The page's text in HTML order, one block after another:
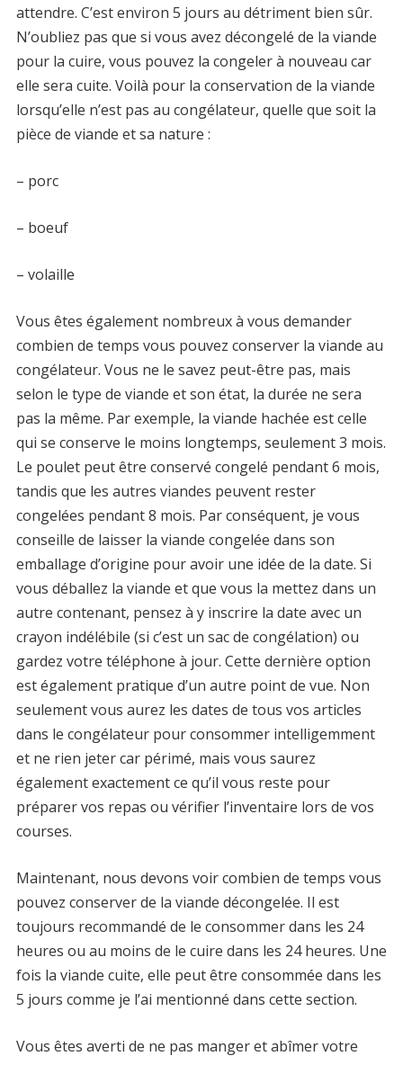
attendre. C’est environ 5 jours au détriment bien sûr.
N’oubliez pas que si vous avez décongelé de la viande
pour la cuire, vous pouvez la congeler à nouveau car
elle sera cuite. Voilà pour la conservation de la viande
lorsqu’elle n’est pas au congélateur, quelle que soit la
pièce de viande et sa nature :
– porc
– boeuf
– volaille
Vous êtes également nombreux à vous demander
combien de temps vous pouvez conserver la viande au
congélateur. Vous ne le savez peut-être pas, mais
selon le type de viande et son état, la durée ne sera
pas la même. Par exemple, la viande hachée est celle
qui se conserve le moins longtemps, seulement 3 mois.
Le poulet peut être conservé congelé pendant 6 mois,
tandis que les autres viandes peuvent rester
congelées pendant 8 mois. Par conséquent, je vous
conseille de laisser la viande congelée dans son
emballage d’origine pour avoir une idée de la date. Si
vous déballez la viande et que vous la mettez dans un
autre contenant, pensez à y inscrire la date avec un
crayon indélébile (si c’est un sac de congélation) ou
gardez votre téléphone à jour. Cette dernière option
est également pratique d’un autre point de vue. Non
seulement vous aurez les dates de tous vos articles
dans le congélateur pour consommer intelligemment
et ne rien jeter car périmé, mais vous saurez
également exactement ce qu’il vous reste pour
préparer vos repas ou vérifier l’inventaire lors de vos
courses.
Maintenant, nous devons voir combien de temps vous
pouvez conserver de la viande décongelée. Il est
toujours recommandé de le consommer dans les 24
heures ou au moins de le cuire dans les 24 heures. Une
fois la viande cuite, elle peut être consommée dans les
5 jours comme je l’ai mentionné dans cette section.
Vous êtes averti de ne pas manger et abîmer votre